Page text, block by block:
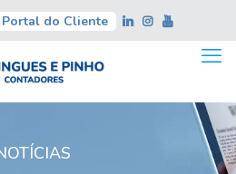
Portal do Cliente